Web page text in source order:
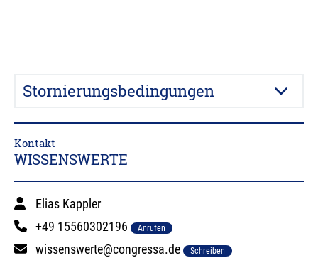
Stornierungsbedingungen
Kontakt
WISSENSWERTE
Elias Kappler
+49 15560302196
Anrufen
wissenswerte@congressa.de Schreiben